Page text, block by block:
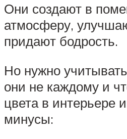
Они создают в
атмосферу,
придают бодрость.
Но нужно
они не каждому и
цвета в интерьере
минусы: